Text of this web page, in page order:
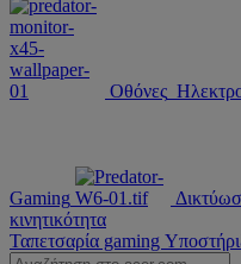
Οθόνες
Gaming
κινητικότητα
Ταπετσαρία gaming